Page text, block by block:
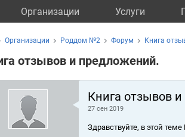
Организации Услуги
Организации Роддом №2 Форум Книга
отзывов и предложений.
Книга отзывов
27 сен 2019
Здравствуйте, в этой